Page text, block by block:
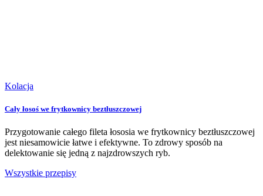
Kolacja
Cały łosoś we frytkownicy beztłuszczowej
Przygotowanie całego fileta łososia we frytkownicy beztłuszczowej
jest niesamowicie łatwe i efektywne. To zdrowy sposób na
delektowanie się jedną z najzdrowszych ryb.
Wszystkie przepisy